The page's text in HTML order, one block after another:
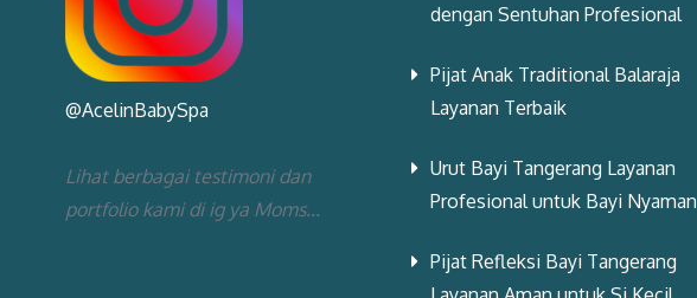
@AcelinBabySpa
Lihat berbagai testimoni dan
portfolio kami di ig ya Moms...
dengan Sentuhan Profesional
Pijat Anak Traditional Balaraja
Layanan Terbaik
Urut Bayi Tangerang Layanan
Profesional untuk Bayi Nyaman
Pijat Refleksi Bayi Tangerang